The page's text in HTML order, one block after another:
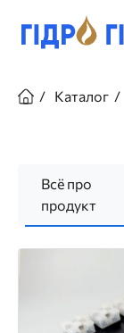
основному
навигации
Каталог
Всё про
продукт